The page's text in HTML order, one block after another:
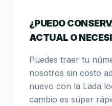
¿PUEDO
ACTUAL O
Puedes traer tu
nosotros sin costo
nuevo con la Lada
cambio es súper